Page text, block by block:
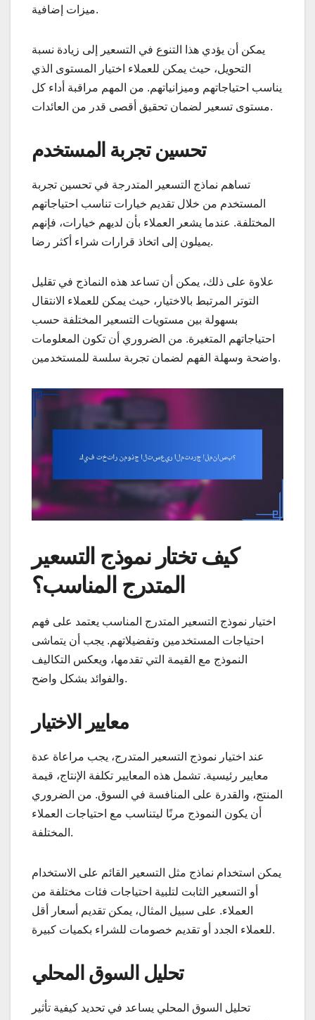
ميزات إضافية.
يمكن أن يؤدي هذا التنوع في التسعير إلى زيادة نسبة
التحويل، حيث يمكن للعملاء اختيار المستوى الذي
يناسب احتياجاتهم وميزانياتهم. من المهم مراقبة أداء كل
مستوى تسعير لضمان تحقيق أقصى قدر من العائدات.
تحسين تجربة المستخدم
تساهم نماذج التسعير المتدرجة في تحسين تجربة
المستخدم من خلال تقديم خيارات تناسب احتياجاتهم
المختلفة. عندما يشعر العملاء بأن لديهم خيارات، فإنهم
يميلون إلى اتخاذ قرارات شراء أكثر رضا.
علاوة على ذلك، يمكن أن تساعد هذه النماذج في تقليل
التوتر المرتبط بالاختيار، حيث يمكن للعملاء الانتقال
بسهولة بين مستويات التسعير المختلفة حسب
احتياجاتهم المتغيرة. من الضروري أن تكون المعلومات
واضحة وسهلة الفهم لضمان تجربة سلسة للمستخدمين.
كيف تختار نموذج التسعير
المتدرج المناسب؟
اختيار نموذج التسعير المتدرج المناسب يعتمد على فهم
احتياجات المستخدمين وتفضيلاتهم. يجب أن يتماشى
النموذج مع القيمة التي تقدمها، ويعكس التكاليف
والفوائد بشكل واضح.
معايير الاختيار
عند اختيار نموذج التسعير المتدرج، يجب مراعاة عدة
معايير رئيسية. تشمل هذه المعايير تكلفة الإنتاج، قيمة
المنتج، والقدرة على المنافسة في السوق. من الضروري
أن يكون النموذج مرنًا ليتناسب مع احتياجات العملاء
المختلفة.
يمكن استخدام نماذج مثل التسعير القائم على الاستخدام
أو التسعير الثابت لتلبية احتياجات فئات مختلفة من
العملاء. على سبيل المثال، يمكن تقديم أسعار أقل
للعملاء الجدد أو تقديم خصومات للشراء بكميات كبيرة.
تحليل السوق المحلي
تحليل السوق المحلي يساعد في تحديد كيفية تأثير